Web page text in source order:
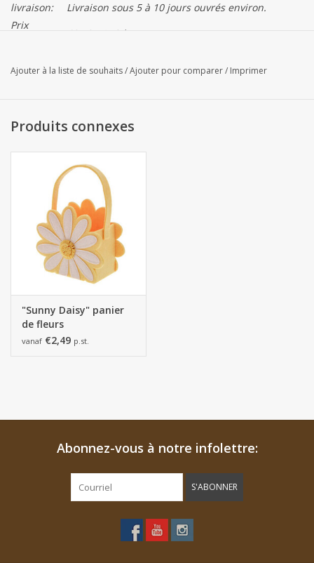
livraison:
Livraison sous 5 à 10 jours ouvrés environ.
Prix
€0,70 / Article
76*84*60 mm - 48 pièces
Ajouter à la liste de souhaits/Ajouter pour comparer/ Imprimer
Produits connexes
"Sunny Daisy" panier
de fleurs
vanaf €2,49 p.st.
Abonnez-vous à notre infolettre:
S'ABONNER